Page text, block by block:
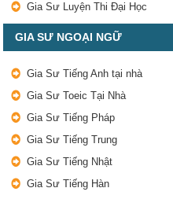
Gia Sư Luyện Thi Đại Học
GIA SƯ NGOẠI NGỮ
Gia Sư Tiếng Anh tại nhà
Gia Sư Toeic Tại Nhà
Gia Sư Tiếng Pháp
Gia Sư Tiếng Trung
Gia Sư Tiếng Nhật
Gia Sư Tiếng Hàn